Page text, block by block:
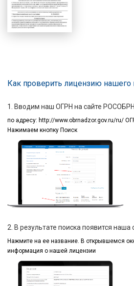
Как проверить лицензию нашего
1. Вводим наш ОГРН на сайте
по адресу: http://www.obrnadzor.gov.ru/ru/
Нажимаем кнопку Поиск
2. В результате поиска появится наша
Нажмите на ее название. В открывшемся
информация о нашей лицензии